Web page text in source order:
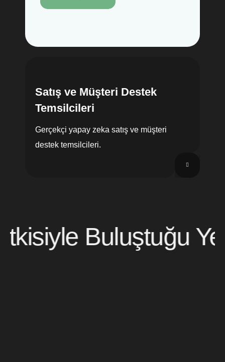
Satış ve Müşteri Destek
Temsilcileri
Gerçekçi yapay zeka satış ve müşteri
destek temsilcileri.
Buluştuğu Yer./